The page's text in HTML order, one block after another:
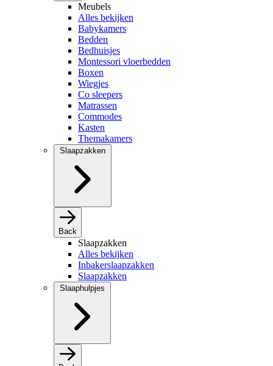
Meubels
Alles bekijken
Babykamers
Bedden
Bedhuisjes
Montessori vloerbedden
Boxen
Wiegjes
Co sleepers
Matrassen
Commodes
Kasten
Themakamers
Slaapzakken
Back
Slaapzakken
Alles bekijken
Inbakerslaapzakken
Slaapzakken
Slaaphulpjes